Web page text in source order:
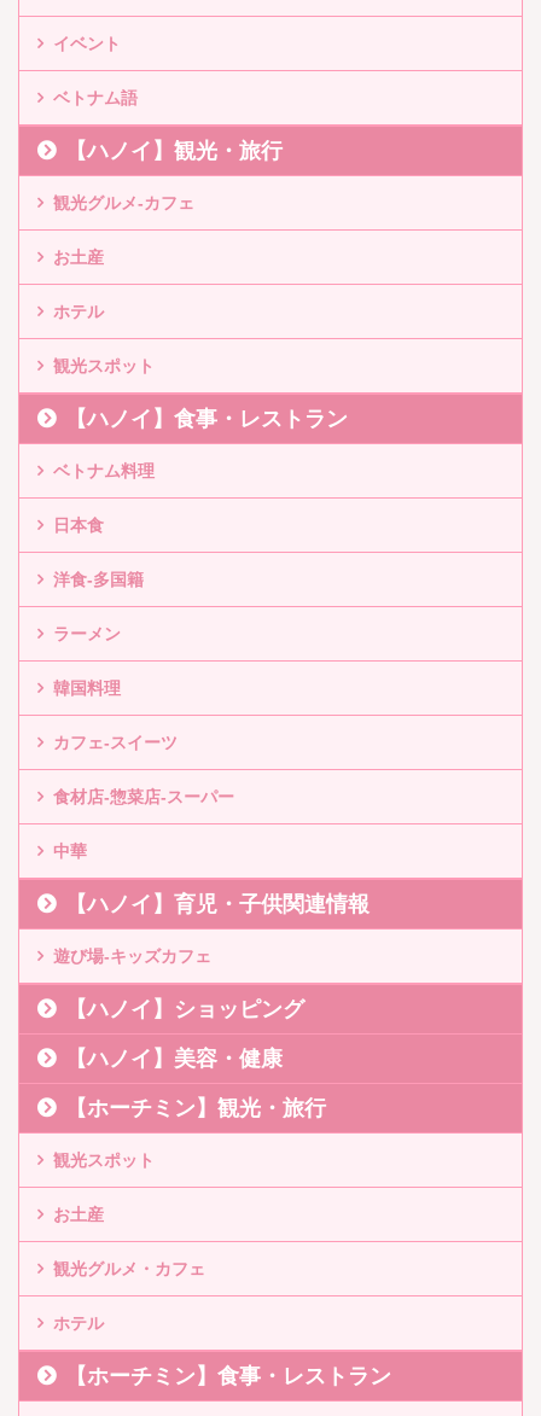
イベント
ベトナム語
【ハノイ】観光・旅行
観光グルメ-カフェ
お土産
ホテル
観光スポット
【ハノイ】食事・レストラン
ベトナム料理
日本食
洋食-多国籍
ラーメン
韓国料理
カフェ-スイーツ
食材店-惣菜店-スーパー
中華
【ハノイ】育児・子供関連情報
遊び場-キッズカフェ
【ハノイ】ショッピング
【ハノイ】美容・健康
【ホーチミン】観光・旅行
観光スポット
お土産
観光グルメ・カフェ
ホテル
【ホーチミン】食事・レストラン